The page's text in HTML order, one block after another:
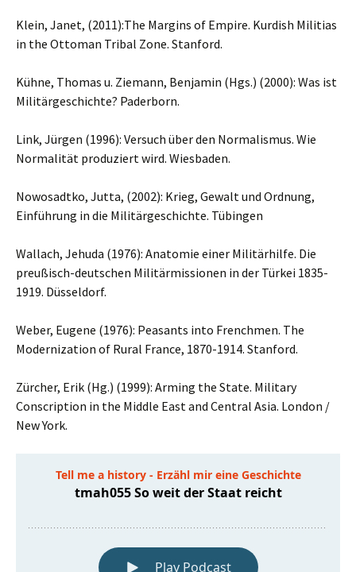
Klein, Janet, (2011):The Margins of Empire. Kurdish Militias
in the Ottoman Tribal Zone. Stanford.
Kühne, Thomas u. Ziemann, Benjamin (Hgs.) (2000): Was ist
Militärgeschichte? Paderborn.
Link, Jürgen (1996): Versuch über den Normalismus. Wie
Normalität produziert wird. Wiesbaden.
Nowosadtko, Jutta, (2002): Krieg, Gewalt und Ordnung,
Einführung in die Militärgeschichte. Tübingen
Wallach, Jehuda (1976): Anatomie einer Militärhilfe. Die
preußisch-deutschen Militärmissionen in der Türkei 1835-
1919. Düsseldorf.
Weber, Eugene (1976): Peasants into Frenchmen. The
Modernization of Rural France, 1870-1914. Stanford.
Zürcher, Erik (Hg.) (1999): Arming the State. Military
Conscription in the Middle East and Central Asia. London /
New York.